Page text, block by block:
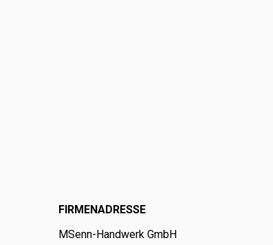
FIRMENADRESSE
MSenn-Handwerk GmbH